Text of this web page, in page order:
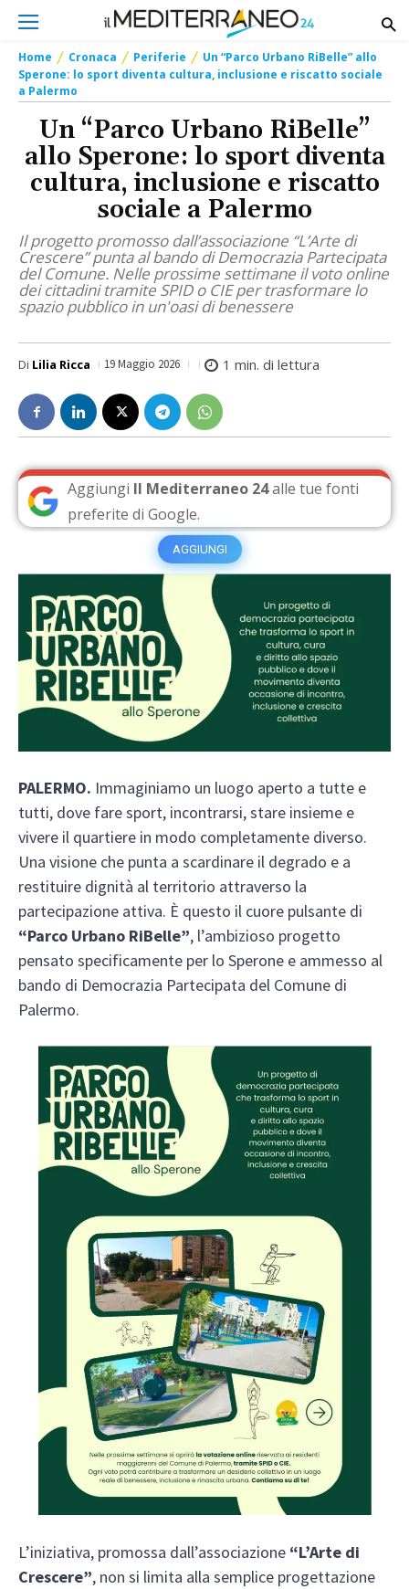
Home Cronaca Periferie
Un “Parco Urbano RiBelle” allo
Sperone: lo sport diventa cultura, inclusione e riscatto sociale
a Palermo
Un “Parco Urbano RiBelle”
allo Sperone: lo sport diventa
cultura, inclusione e riscatto
sociale a Palermo
Il progetto promosso dall’associazione “L’Arte di
Crescere” punta al bando di Democrazia Partecipata
del Comune. Nelle prossime settimane il voto online
dei cittadini tramite SPID o CIE per trasformare lo
spazio pubblico in un'oasi di benessere
Di Lilia Ricca 19 Maggio 2026 1 min. di lettura
Aggiungi Il Mediterraneo 24alle tue fonti
preferite di Google.
AGGIUNGI
PALERMO. Immaginiamo un luogo aperto a tutte e
tutti, dove fare sport, incontrarsi, stare insieme e
vivere il quartiere in modo completamente diverso.
Una visione che punta a scardinare il degrado e a
restituire dignità al territorio attraverso la
partecipazione attiva. È questo il cuore pulsante di
“Parco Urbano RiBelle”, l’ambizioso progetto
pensato specificamente per lo Sperone e ammesso al
bando di Democrazia Partecipata del Comune di
Palermo.
L’iniziativa, promossa dall’associazione “L’Arte di
Crescere”, non si limita alla semplice progettazione